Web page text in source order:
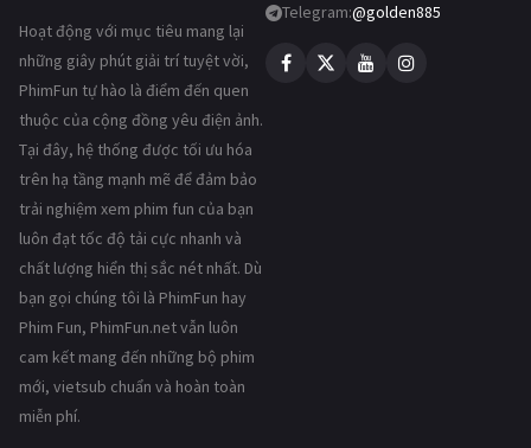
Hoạt động với mục tiêu mang lại
những giây phút giải trí tuyệt vời,
PhimFun tự hào là điểm đến quen
thuộc của cộng đồng yêu điện ảnh.
Tại đây, hệ thống được tối ưu hóa
trên hạ tầng mạnh mẽ để đảm bảo
trải nghiệm xem phim fun của bạn
luôn đạt tốc độ tải cực nhanh và
chất lượng hiển thị sắc nét nhất. Dù
bạn gọi chúng tôi là PhimFun hay
Phim Fun, PhimFun.net vẫn luôn
cam kết mang đến những bộ phim
mới, vietsub chuẩn và hoàn toàn
miễn phí.
Telegram:@golden885